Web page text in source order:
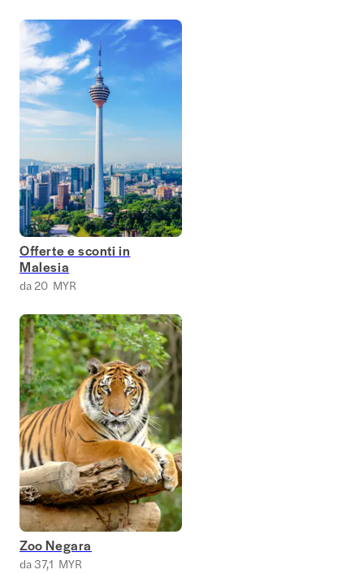
Offerte e sconti in
Malesia
da 20 MYR
Zoo Negara
da 37,1 MYR